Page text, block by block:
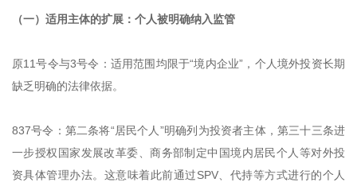
（一）适用主体的扩展：个人被明确纳入监管
原11号令与3号令：适用范围均限于“境内企业”，个人境外投资长期
缺乏明确的法律依据。
837号令：第二条将“居民个人”明确列为投资者主体，第三十三条进
一步授权国家发展改革委、商务部制定中国境内居民个人等对外投
资具体管理办法。这意味着此前通过SPV、代持等方式进行的个人